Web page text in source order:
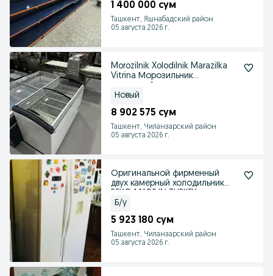
1 400 000 сум
Ташкент, Яшнабадский район
05 августа 2026 г.
Morozilnik Xolodilnik Marazilka
Vitrina Морозильник
Новый
8 902 575 сум
Ташкент, Чиланзарский район
05 августа 2026 г.
Оригинальной фирменный
двух камерный холодильник
Б/у
5 923 180 сум
Ташкент, Чиланзарский район
05 августа 2026 г.